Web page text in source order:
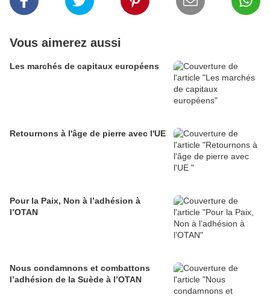
Vous aimerez aussi
Les marchés de capitaux européens
Retournons à l'âge de pierre avec l'UE
Pour la Paix, Non à l’adhésion à
l’OTAN
Nous condamnons et combattons
l’adhésion de la Suède à l’OTAN